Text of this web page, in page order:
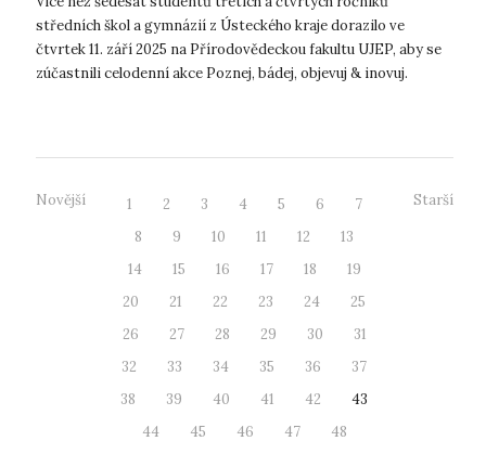
středních škol a gymnázií z Ústeckého kraje dorazilo ve
čtvrtek 11. září 2025 na Přírodovědeckou fakultu UJEP, aby se
zúčastnili celodenní akce Poznej, bádej, objevuj & inovuj.
Novější 1 2 3 4 5 6
7
8
9 10 11 12
13
14
15 16 17 18
19
20
21 22 23 24
25
26
27 28 29 30
31
32
33 34 35 36
37
38
39 40 41 42
43
44
45 46 47
48
Starší